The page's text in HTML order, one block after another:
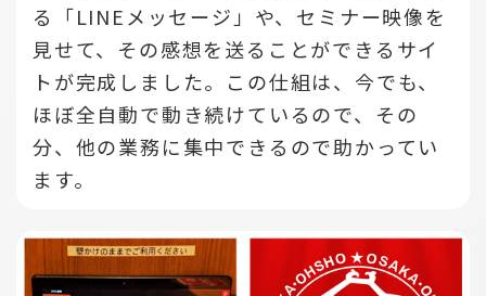
る「LINEメッセージ」や、セミナー映像を
見せて、その感想を送ることができるサイ
トが完成しました。この仕組は、今でも、
ほぼ全自動で動き続けているので、その
分、他の業務に集中できるので助かってい
ます。